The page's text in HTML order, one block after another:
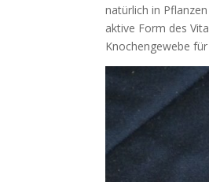
natürlich in
aktive Form des
Knochengewebe